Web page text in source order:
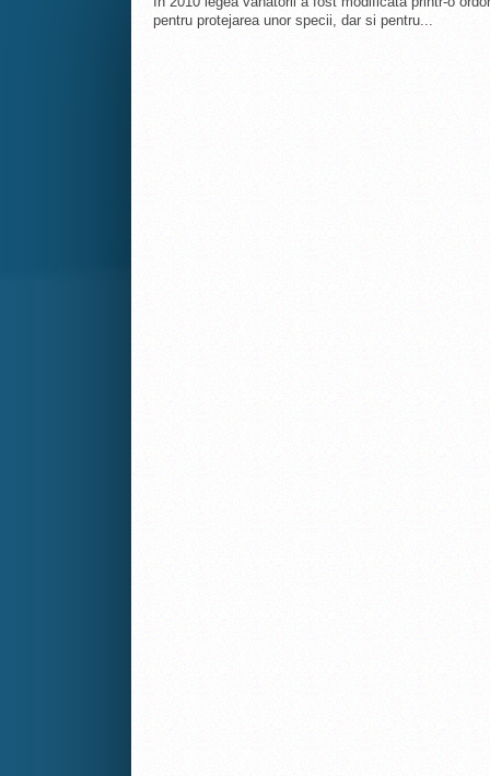
pentru protejarea unor specii, dar si pentru...